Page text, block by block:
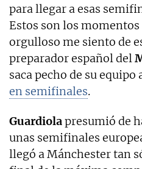
para llegar a esas
Estos son los momentos
orgulloso me siento de
preparador español del
saca pecho de su equipo
en semifinales.
Guardiolapresumió de
unas semifinales
llegó a Mánchester tan